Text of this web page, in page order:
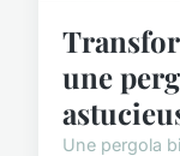
une
Une pergola